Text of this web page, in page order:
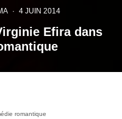
· 4 JUIN 2014
Efira dans
romantique